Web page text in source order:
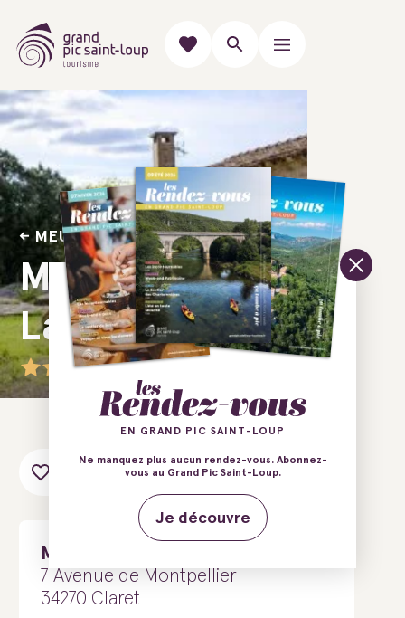
MEUBLÉS & GÎTES
Moun oustal -
La maison
Ajouter au carnet de voyage
Moun oustal - La maison
7 Avenue de Montpellier
34270 Claret
EN GRAND PIC SAINT-LOUP
Ne manquez plus aucun rendez-vous. Abonnez-
vous au Grand Pic Saint-Loup.
Je découvre